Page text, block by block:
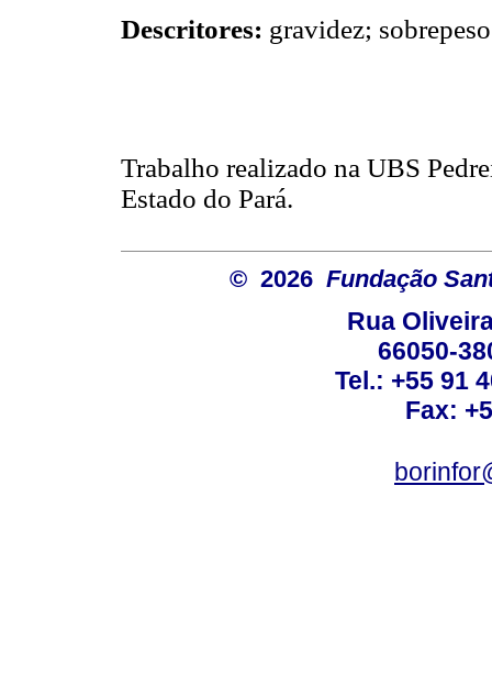
Descritores: gravidez;
Trabalho realizado na UBS
Estado do Pará.
© 2026 Fundação
Rua
66050-
Tel.: +55 91
Fax: